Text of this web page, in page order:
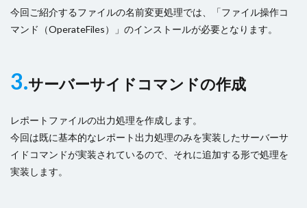
今回ご紹介するファイルの名前変更処理では、「ファイル操作コ
マンド（OperateFiles）」のインストールが必要となります。
3.サーバーサイドコマンドの作成
レポートファイルの出力処理を作成します。
今回は既に基本的なレポート出力処理のみを実装したサーバーサ
イドコマンドが実装されているので、それに追加する形で処理を
実装します。